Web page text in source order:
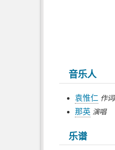
音乐人
袁惟仁 作
那英 演唱
乐谱